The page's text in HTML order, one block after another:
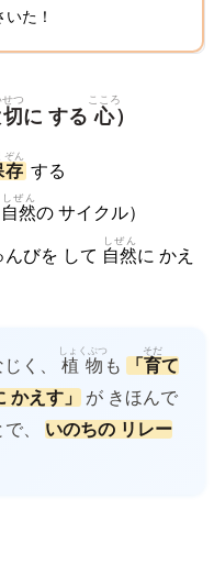
いた！
せつ
に する 心
こころ
）
存
ぞん
する
自然
しぜん
の サイクル）
びを して 自然
しぜん
に かえ
く、 植物
しょくぶつ
も 「 育
そだ
て
かえす」
が きほんで
、 いのちの リレー